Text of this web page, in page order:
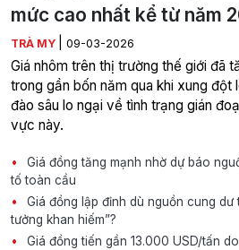
mức cao nhất kể từ năm
TRÀ MY 09-03-2026
Giá nhôm trên thị trường thế giới đã
trong gần bốn năm qua khi xung đột
đào sâu lo ngại về tình trạng gián
vực này.
Giá đồng tăng mạnh nhờ dự báo
tố toàn cầu
Giá đồng lập đỉnh dù nguồn cung dư
tưởng khan hiếm”?
Giá đồng tiến gần 13.000 USD/tấn